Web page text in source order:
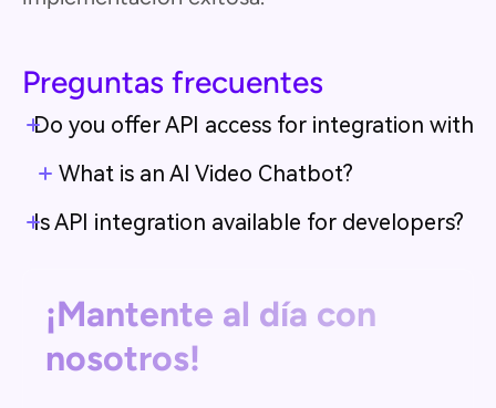
Preguntas frecuentes
Do you offer API access for integration with
What is an AI Video Chatbot?
Is API integration available for developers?
¡Mantente al día con
nosotros!